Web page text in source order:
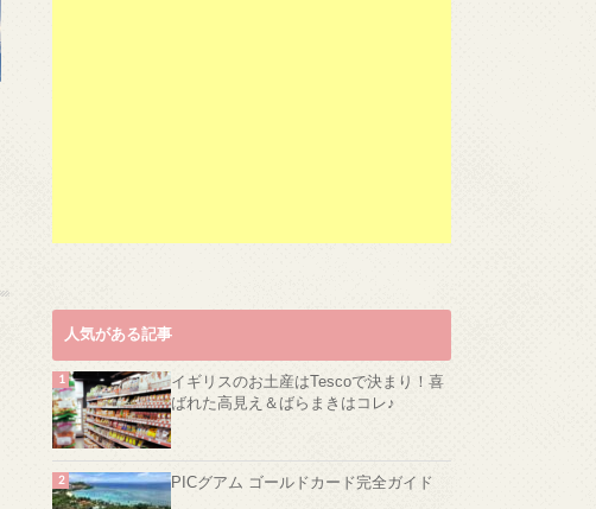
人気がある記事
イギリスのお土産はTescoで決まり！喜
ばれた高見え＆ばらまきはコレ♪
PICグアム ゴールドカード完全ガイド